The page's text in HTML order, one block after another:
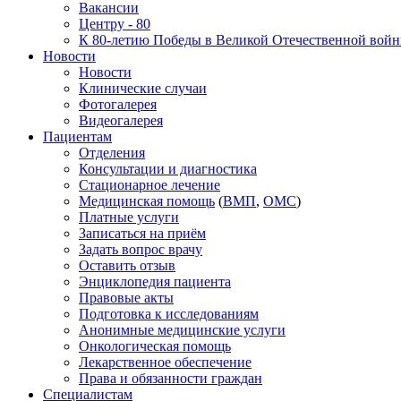
Вакансии
Центру - 80
К 80-летию Победы в Великой Отечественной
Новости
Новости
Клинические случаи
Фотогалерея
Видеогалерея
Пациентам
Отделения
Консультации и диагностика
Стационарное лечение
Медицинская помощь (ВМП, ОМС)
Платные услуги
Записаться на приём
Задать вопрос врачу
Оставить отзыв
Энциклопедия пациента
Правовые акты
Подготовка к исследованиям
Анонимные медицинские услуги
Онкологическая помощь
Лекарственное обеспечение
Права и обязанности граждан
Специалистам